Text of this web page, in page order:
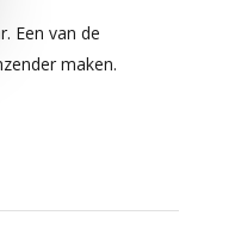
Een van de
maken.